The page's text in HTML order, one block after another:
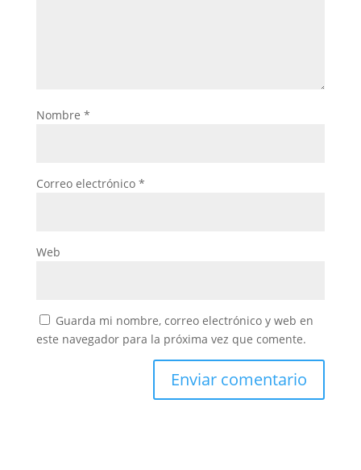
Nombre *
Correo electrónico *
Web
Guarda mi nombre, correo electrónico y web en
este navegador para la próxima vez que comente.